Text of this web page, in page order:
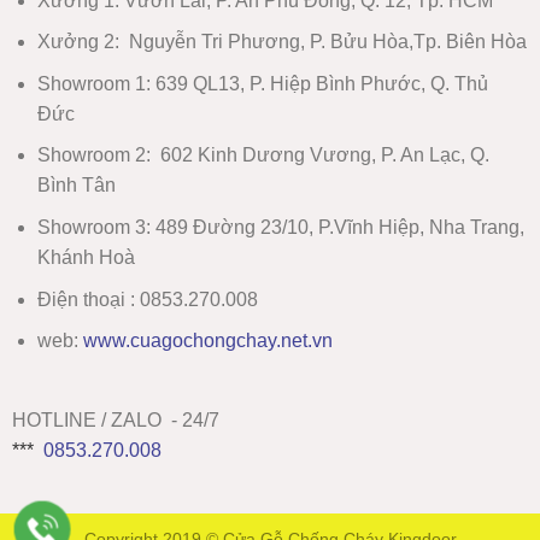
Xưởng 2: Nguyễn Tri Phương, P. Bửu Hòa,Tp. Biên Hòa
Showroom 1: 639 QL13, P. Hiệp Bình Phước, Q. Thủ
Đức
Showroom 2: 602 Kinh Dương Vương, P. An Lạc, Q.
Bình Tân
Showroom 3: 489 Đường 23/10, P.Vĩnh Hiệp, Nha Trang,
Khánh Hoà
Điện thoại : 0853.270.008
web: www.cuagochongchay.net.vn
HOTLINE / ZALO - 24/7
*** 0853.270.008